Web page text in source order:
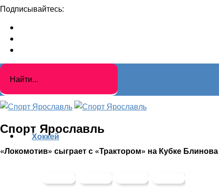
Подписывайтесь:
Спорт Ярославль
«Локомотив» сыграет с «Трактором» на Кубке Блинова
Хоккей